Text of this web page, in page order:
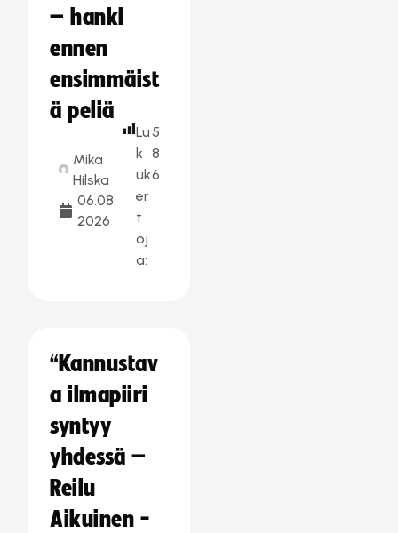
– hanki
ennen
ensimmäist
ä peliä
Mika
Hilska
06.08.
2026
Lu
k
uk
er
t
oj
a:
5
8
6
“Kannustav
a ilmapiiri
syntyy
yhdessä –
Reilu
Aikuinen -